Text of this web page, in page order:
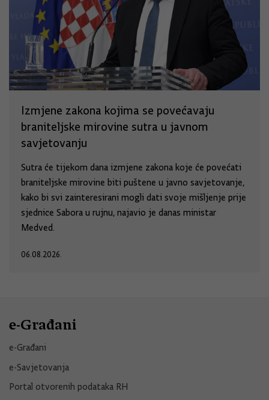
Izmjene zakona kojima se povećavaju
braniteljske mirovine sutra u javnom
savjetovanju
Sutra će tijekom dana izmjene zakona koje će povećati
braniteljske mirovine biti puštene u javno savjetovanje,
kako bi svi zainteresirani mogli dati svoje mišljenje prije
sjednice Sabora u rujnu, najavio je danas ministar
Medved.
06.08.2026.
e-Građani
e-Građani
e-Savjetovanja
Portal otvorenih podataka RH